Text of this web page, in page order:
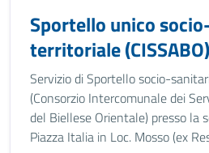
Sportello unico
territoriale (CISSABO)
Servizio di Sportello socio-
(Consorzio Intercomunale dei
del Biellese Orientale) presso la
Piazza Italia in Loc. Mosso (ex